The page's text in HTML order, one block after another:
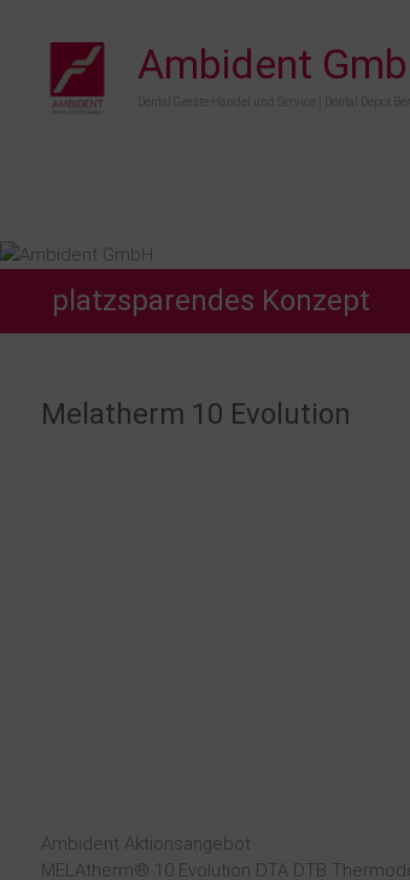
springen
Ambident
Dental Geräte Handel und Service | Dental Depot
platzsparendes Konzept
Melatherm 10 Evolution
Ambident Aktionsangebot
MELAtherm® 10 Evolution DTA DTB